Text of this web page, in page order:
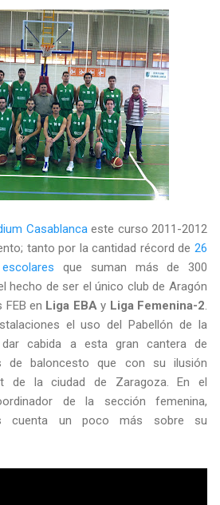
Casablanca este curso 2011-2012
tanto por la cantidad récord de 26
que suman más de 300
hecho de ser el único club de Aragón
en Liga EBA y Liga Femenina-2
el uso del Pabellón de la
dar cabida a esta gran cantera de
de baloncesto que con su ilusión
de la ciudad de Zaragoza. En el
de la sección femenina,
cuenta un poco más sobre su